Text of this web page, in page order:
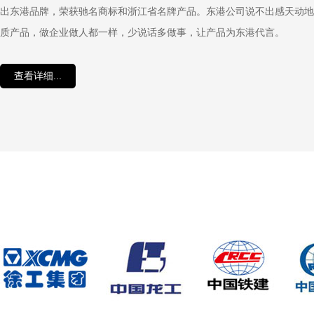
出东港品牌，荣获驰名商标和浙江省名牌产品。东港公司说不出感天动
质产品，做企业做人都一样，少说话多做事，让产品为东港代言。
查看详细...